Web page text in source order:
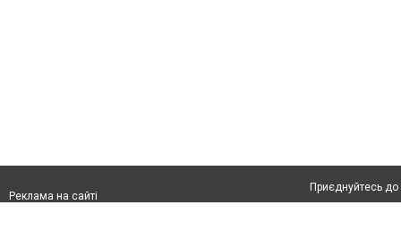
Реклама на сайті
Приєднуйтесь до